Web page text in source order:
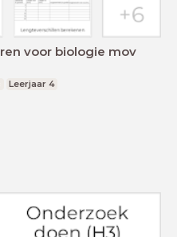
voor biologie mov
Leerjaar 4